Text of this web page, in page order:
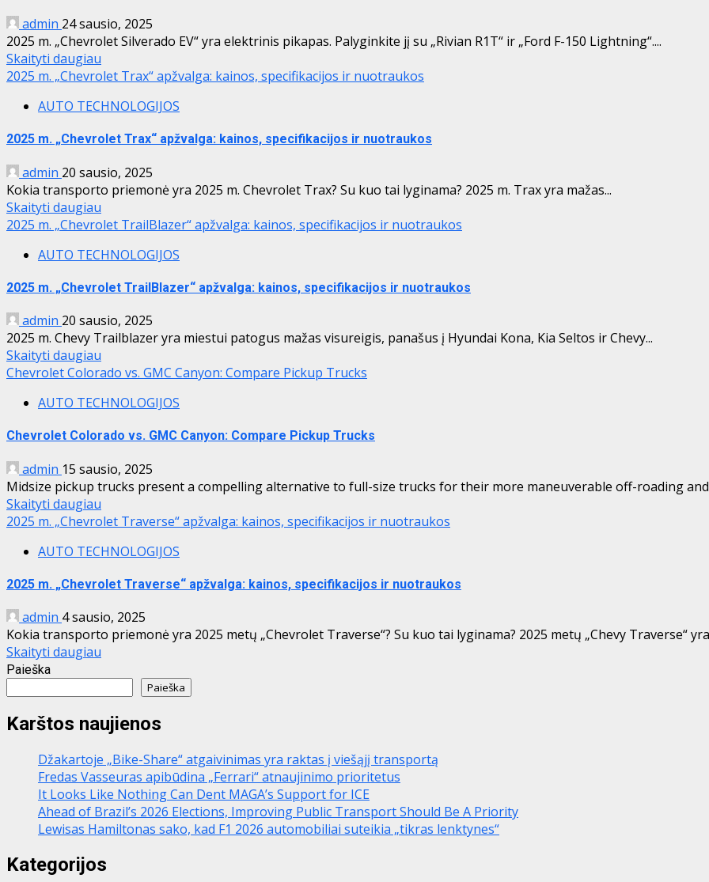
admin 24 sausio, 2025
2025 m. „Chevrolet Silverado EV“ yra elektrinis pikapas. Palyginkite jį su „Rivian R1T“ ir „Ford F-150 Lightning“....
Skaityti daugiau
2025 m. „Chevrolet Trax“ apžvalga: kainos, specifikacijos ir nuotraukos
AUTO TECHNOLOGIJOS
2025 m. „Chevrolet Trax“ apžvalga: kainos, specifikacijos ir nuotraukos
admin 20 sausio, 2025
Kokia transporto priemonė yra 2025 m. Chevrolet Trax? Su kuo tai lyginama? 2025 m. Trax yra mažas...
Skaityti daugiau
2025 m. „Chevrolet TrailBlazer“ apžvalga: kainos, specifikacijos ir nuotraukos
AUTO TECHNOLOGIJOS
2025 m. „Chevrolet TrailBlazer“ apžvalga: kainos, specifikacijos ir nuotraukos
admin 20 sausio, 2025
2025 m. Chevy Trailblazer yra miestui patogus mažas visureigis, panašus į Hyundai Kona, Kia Seltos ir Chevy...
Skaityti daugiau
Chevrolet Colorado vs. GMC Canyon: Compare Pickup Trucks
AUTO TECHNOLOGIJOS
Chevrolet Colorado vs. GMC Canyon: Compare Pickup Trucks
admin 15 sausio, 2025
Midsize pickup trucks present a compelling alternative to full-size trucks for their more maneuverable off-roading
Skaityti daugiau
2025 m. „Chevrolet Traverse“ apžvalga: kainos, specifikacijos ir nuotraukos
AUTO TECHNOLOGIJOS
2025 m. „Chevrolet Traverse“ apžvalga: kainos, specifikacijos ir nuotraukos
admin 4 sausio, 2025
Kokia transporto priemonė yra 2025 metų „Chevrolet Traverse“? Su kuo tai lyginama? 2025 metų „Chevy Traverse“
Skaityti daugiau
Paieška
Paieška
Karštos naujienos
Džakartoje „Bike-Share“ atgaivinimas yra raktas į viešąjį transportą
Fredas Vasseuras apibūdina „Ferrari“ atnaujinimo prioritetus
It Looks Like Nothing Can Dent MAGA’s Support for ICE
Ahead of Brazil’s 2026 Elections, Improving Public Transport Should Be A Priority
Lewisas Hamiltonas sako, kad F1 2026 automobiliai suteikia „tikras lenktynes“
Kategorijos